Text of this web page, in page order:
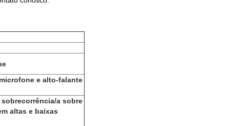
e alto-falante
a sobre
altas e baixas